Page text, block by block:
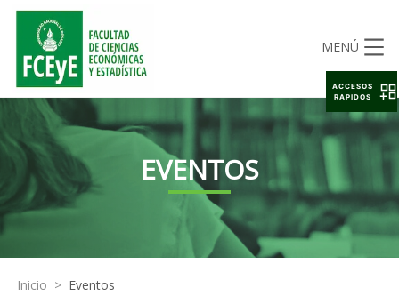
MENÚ
EVENTOS
Inicio > Eventos
ACCESOS
RAPIDOS